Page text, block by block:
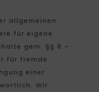
allgemeinen
für eigene
gem. §§ 8 –
für fremde
einer
Wir